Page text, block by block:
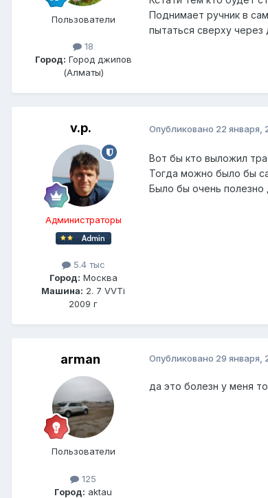
Пользователи
18
Город: Город джипов
(Алматы)
Поднимает ручник в
пытаться сверху через
v.p.
Администраторы
5.4 тыс
Город: Москва
Машина: 2. 7 VVTi
2009 г
Опубликовано 22 января,
Вот бы кто выложил
Тогда можно было бы
Было бы очень полезно
arman
Пользователи
125
Город: aktau
Опубликовано 29 января,
да это болезн у меня